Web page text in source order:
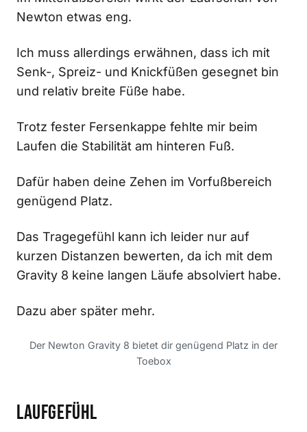
Newton etwas eng.
Ich muss allerdings erwähnen, dass ich mit
Senk-, Spreiz- und Knickfüßen gesegnet bin
und relativ breite Füße habe.
Trotz fester Fersenkappe fehlte mir beim
Laufen die Stabilität am hinteren Fuß.
Dafür haben deine Zehen im Vorfußbereich
genügend Platz.
Das Tragegefühl kann ich leider nur auf
kurzen Distanzen bewerten, da ich mit dem
Gravity 8 keine langen Läufe absolviert habe.
Dazu aber später mehr.
Der Newton Gravity 8 bietet dir genügend Platz in der
Toebox
Laufgefühl